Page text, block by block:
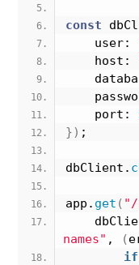
const
    user:
    host:
    port:
}) ;
dbClient.
app. get ( "/
names" , (
if